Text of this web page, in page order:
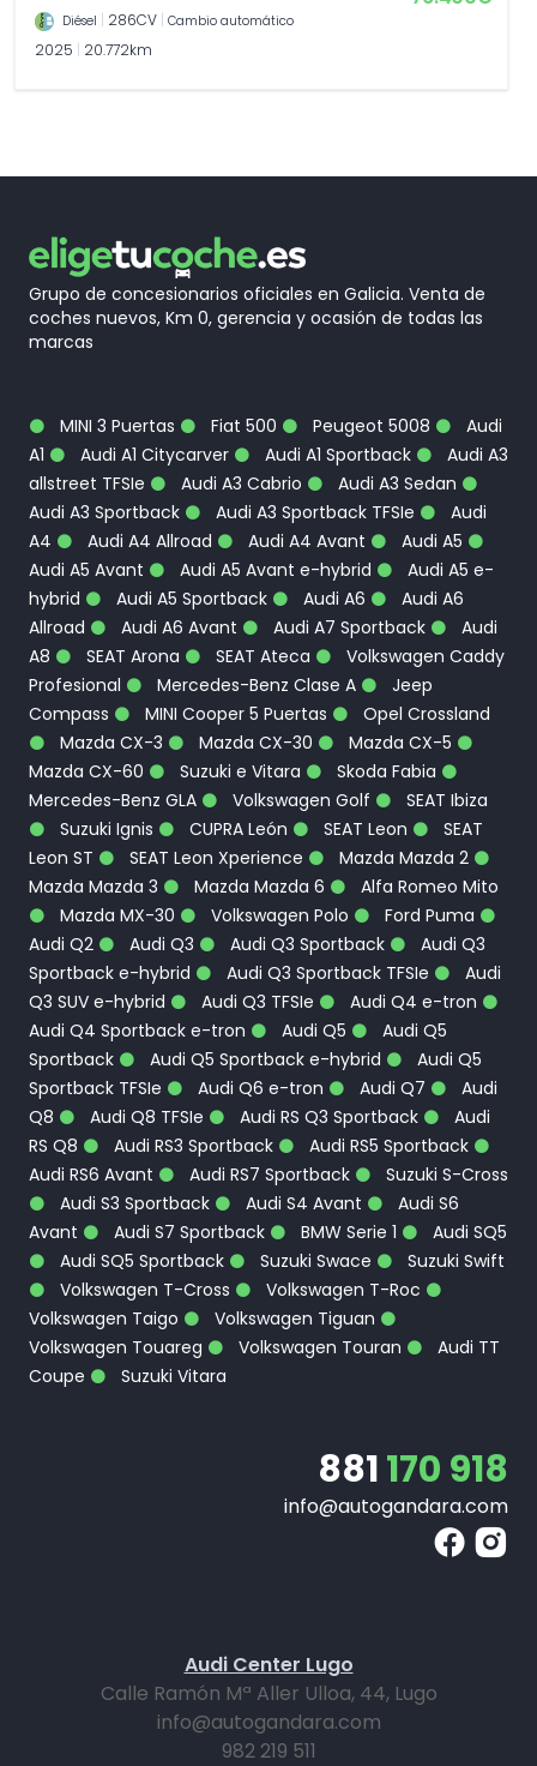
Diésel 286CV Cambio automático
2025 20.772km
Grupo de concesionarios oficiales en Galicia. Venta de
coches nuevos, Km 0, gerencia y ocasión de todas las
marcas
MINI 3 Puertas Fiat 500 Peugeot 5008
Audi
A1
Audi A1 Citycarver Audi A1 Sportback
Audi A3
allstreet TFSIe
Audi A3 Cabrio
Audi A3 Sedan
Audi A3 Sportback
Audi A3 Sportback TFSIe
Audi
A4
Audi A4 Allroad Audi A4 Avant
Audi A5
Audi A5 Avant
Audi A5 Avant e-hybrid
Audi A5 e-
hybrid
Audi A5 Sportback Audi A6
Audi A6
Allroad
Audi A6 Avant Audi A7 Sportback
Audi
A8
SEAT Arona SEAT Ateca
Volkswagen Caddy
Profesional
Mercedes-Benz Clase A
Jeep
Compass
MINI Cooper 5 Puertas
Opel Crossland
Mazda CX-3
Mazda CX-30
Mazda CX-5
Mazda CX-60
Suzuki e Vitara
Skoda Fabia
Mercedes-Benz GLA
Volkswagen Golf
SEAT Ibiza
Suzuki Ignis
CUPRA León SEAT Leon
SEAT
Leon ST
SEAT Leon Xperience
Mazda Mazda 2
Mazda Mazda 3
Mazda Mazda 6
Alfa Romeo Mito
Mazda MX-30
Volkswagen Polo
Ford Puma
Audi Q2
Audi Q3 Audi Q3 Sportback
Audi Q3
Sportback e-hybrid
Audi Q3 Sportback TFSIe
Audi
Q3 SUV e-hybrid
Audi Q3 TFSIe
Audi Q4 e-tron
Audi Q4 Sportback e-tron
Audi Q5
Audi Q5
Sportback
Audi Q5 Sportback e-hybrid
Audi Q5
Sportback TFSIe
Audi Q6 e-tron Audi Q7
Audi
Q8
Audi Q8 TFSIe Audi RS Q3 Sportback
Audi
RS Q8
Audi RS3 Sportback
Audi RS5 Sportback
Audi RS6 Avant
Audi RS7 Sportback
Suzuki S-Cross
Audi S3 Sportback
Audi S4 Avant
Audi S6
Avant
Audi S7 Sportback BMW Serie 1
Audi SQ5
Audi SQ5 Sportback
Suzuki Swace
Suzuki Swift
Volkswagen T-Cross
Volkswagen T-Roc
Volkswagen Taigo
Volkswagen Tiguan
Volkswagen Touareg
Volkswagen Touran
Audi TT
Coupe
Suzuki Vitara
881170 918
info@autogandara.com
Audi Center Lugo
Calle Ramón Mª Aller Ulloa, 44, Lugo
info@autogandara.com
982 219 511